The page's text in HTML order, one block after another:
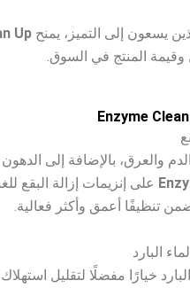
يسعون إلى التميز، يمنح Up
وقيمة المنتج في السوق.
الدم والعرق، بالإضافة إلى
على إنزيمات إزالة البقع
تنظيفًا أعمق وأكثر فعالية.
خيارًا مفضلًا لتقليل